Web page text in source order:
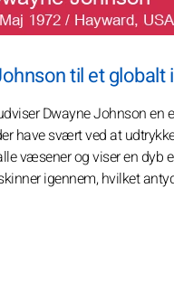
til et globalt
Dwayne Johnson
have svært ved at
væsener og viser en dyb
igennem, hvilket